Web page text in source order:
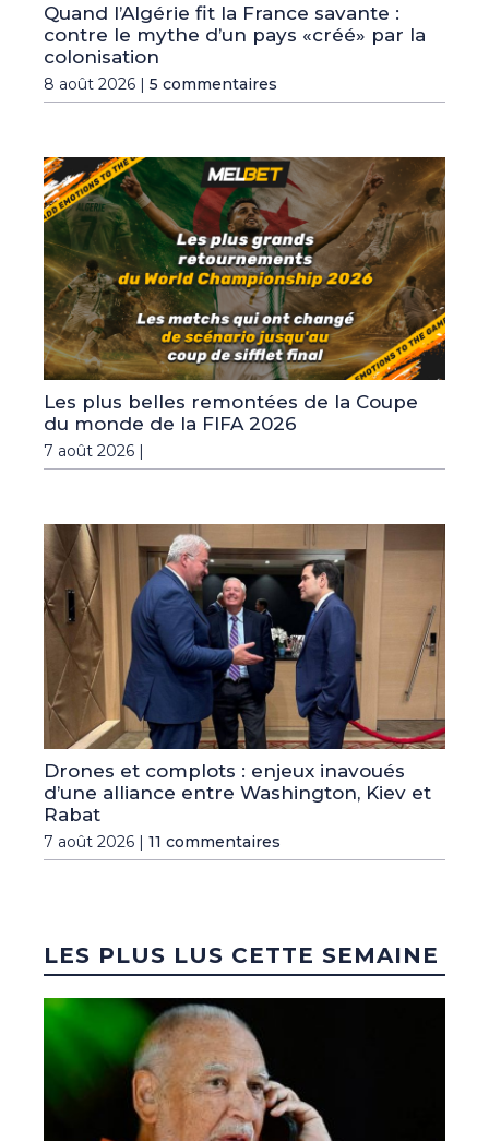
Quand l’Algérie fit la France savante :
contre le mythe d’un pays «créé» par la
colonisation
8 août 2026 | 5 commentaires
Les plus belles remontées de la Coupe
du monde de la FIFA 2026
7 août 2026 |
Drones et complots : enjeux inavoués
d’une alliance entre Washington, Kiev et
Rabat
7 août 2026 | 11 commentaires
LES PLUS LUS CETTE SEMAINE